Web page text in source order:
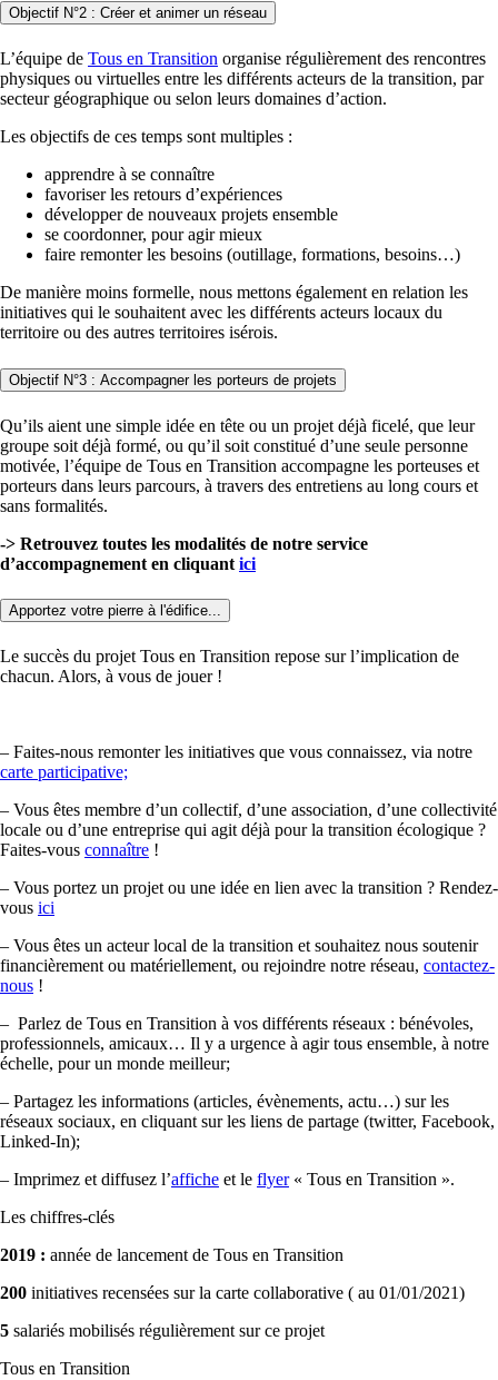
Objectif N°2 : Créer et animer un réseau
L’équipe de Tous en Transition organise régulièrement des rencontres
physiques ou virtuelles entre les différents acteurs de la transition, par
secteur géographique ou selon leurs domaines d’action.
Les objectifs de ces temps sont multiples :
apprendre à se connaître
favoriser les retours d’expériences
développer de nouveaux projets ensemble
se coordonner, pour agir mieux
faire remonter les besoins (outillage, formations, besoins…)
De manière moins formelle, nous mettons également en relation les
initiatives qui le souhaitent avec les différents acteurs locaux du
territoire ou des autres territoires isérois.
Objectif N°3 : Accompagner les porteurs de projets
Qu’ils aient une simple idée en tête ou un projet déjà ficelé, que leur
groupe soit déjà formé, ou qu’il soit constitué d’une seule personne
motivée, l’équipe de Tous en Transition accompagne les porteuses et
porteurs dans leurs parcours, à travers des entretiens au long cours et
sans formalités.
-> Retrouvez toutes les modalités de notre service
d’accompagnement en cliquant ici
Apportez votre pierre à l'édifice...
Le succès du projet Tous en Transition repose sur l’implication de
chacun. Alors, à vous de jouer !
– Faites-nous remonter les initiatives que vous connaissez, via notre
carte participative;
– Vous êtes membre d’un collectif, d’une association, d’une collectivité
locale ou d’une entreprise qui agit déjà pour la transition écologique ?
Faites-vous connaître !
– Vous portez un projet ou une idée en lien avec la transition ? Rendez-
vous ici
– Vous êtes un acteur local de la transition et souhaitez nous soutenir
financièrement ou matériellement, ou rejoindre notre réseau, contactez-
nous !
– Parlez de Tous en Transition à vos différents réseaux : bénévoles,
professionnels, amicaux… Il y a urgence à agir tous ensemble, à notre
échelle, pour un monde meilleur;
– Partagez les informations (articles, évènements, actu…) sur les
réseaux sociaux, en cliquant sur les liens de partage (twitter, Facebook,
Linked-In);
– Imprimez et diffusez l’affiche et le flyer« Tous en Transition ».
Les chiffres-clés
2019 : année de lancement de Tous en Transition
200 initiatives recensées sur la carte collaborative ( au 01/01/2021)
5 salariés mobilisés régulièrement sur ce projet
Tous en Transition